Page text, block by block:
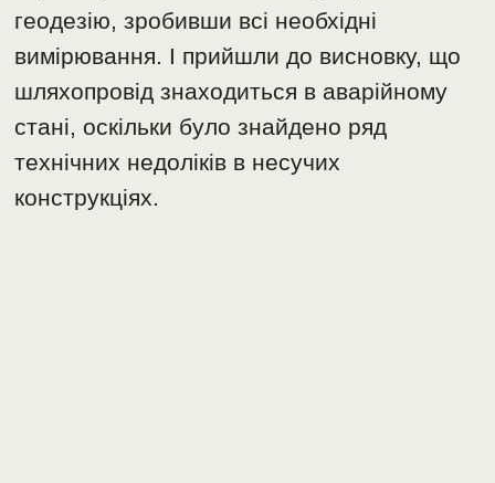
геодезію, зробивши всі необхідні
вимірювання. І прийшли до висновку, що
шляхопровід знаходиться в аварійному
стані, оскільки було знайдено ряд
технічних недоліків в несучих
конструкціях.